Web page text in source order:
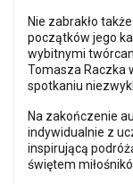
Nie zabrakło
początków jego
wybitnymi
Tomasza Raczka
spotkaniu
Na zakończenie
indywidualnie z
inspirującą
świętem